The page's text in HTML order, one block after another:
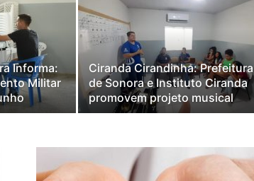
Informa:
Militar
Ciranda Cirandinha: Prefeitura
de Sonora e Instituto Ciranda
promovem projeto musical